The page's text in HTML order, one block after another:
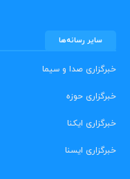
سایر رسانه‌ها
خبرگزاری صدا و سیما
خبرگزاری حوزه
خبرگزاری ایکنا
خبرگزاری ایسنا